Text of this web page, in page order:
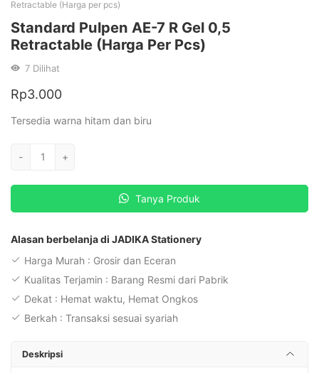
Retractable (Harga per pcs)
Standard Pulpen AE-7 R Gel 0,5
Retractable (Harga Per Pcs)
7 Dilihat
Rp3.000
Tersedia warna hitam dan biru
-
Kuantitas
Pulpen
R
Retractable
(Harga
per
+
Tanya Produk
Alasan berbelanja di JADIKA Stationery
Harga Murah : Grosir dan Eceran
Kualitas Terjamin : Barang Resmi dari Pabrik
Dekat : Hemat waktu, Hemat Ongkos
Berkah : Transaksi sesuai syariah
Deskripsi